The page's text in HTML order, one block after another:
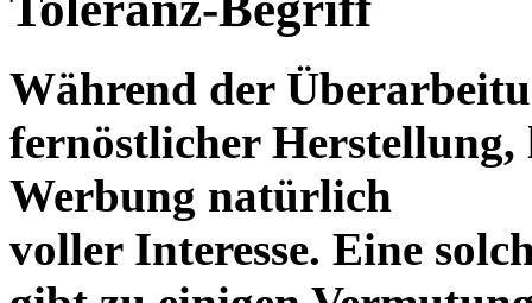
Während der
fernöstlicher Herstellung,
Werbung natürlich
voller Interesse. Eine